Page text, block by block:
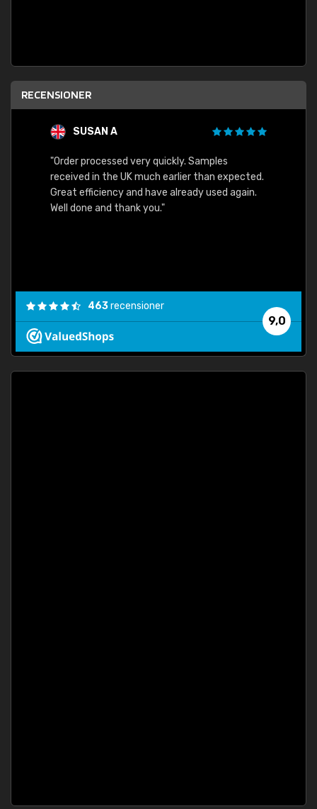
RECENSIONER
SUSAN A
"Order processed very quickly. Samples
received in the UK much earlier than expected.
Great efficiency and have already used again.
Well done and thank you."
9,0
463recensioner